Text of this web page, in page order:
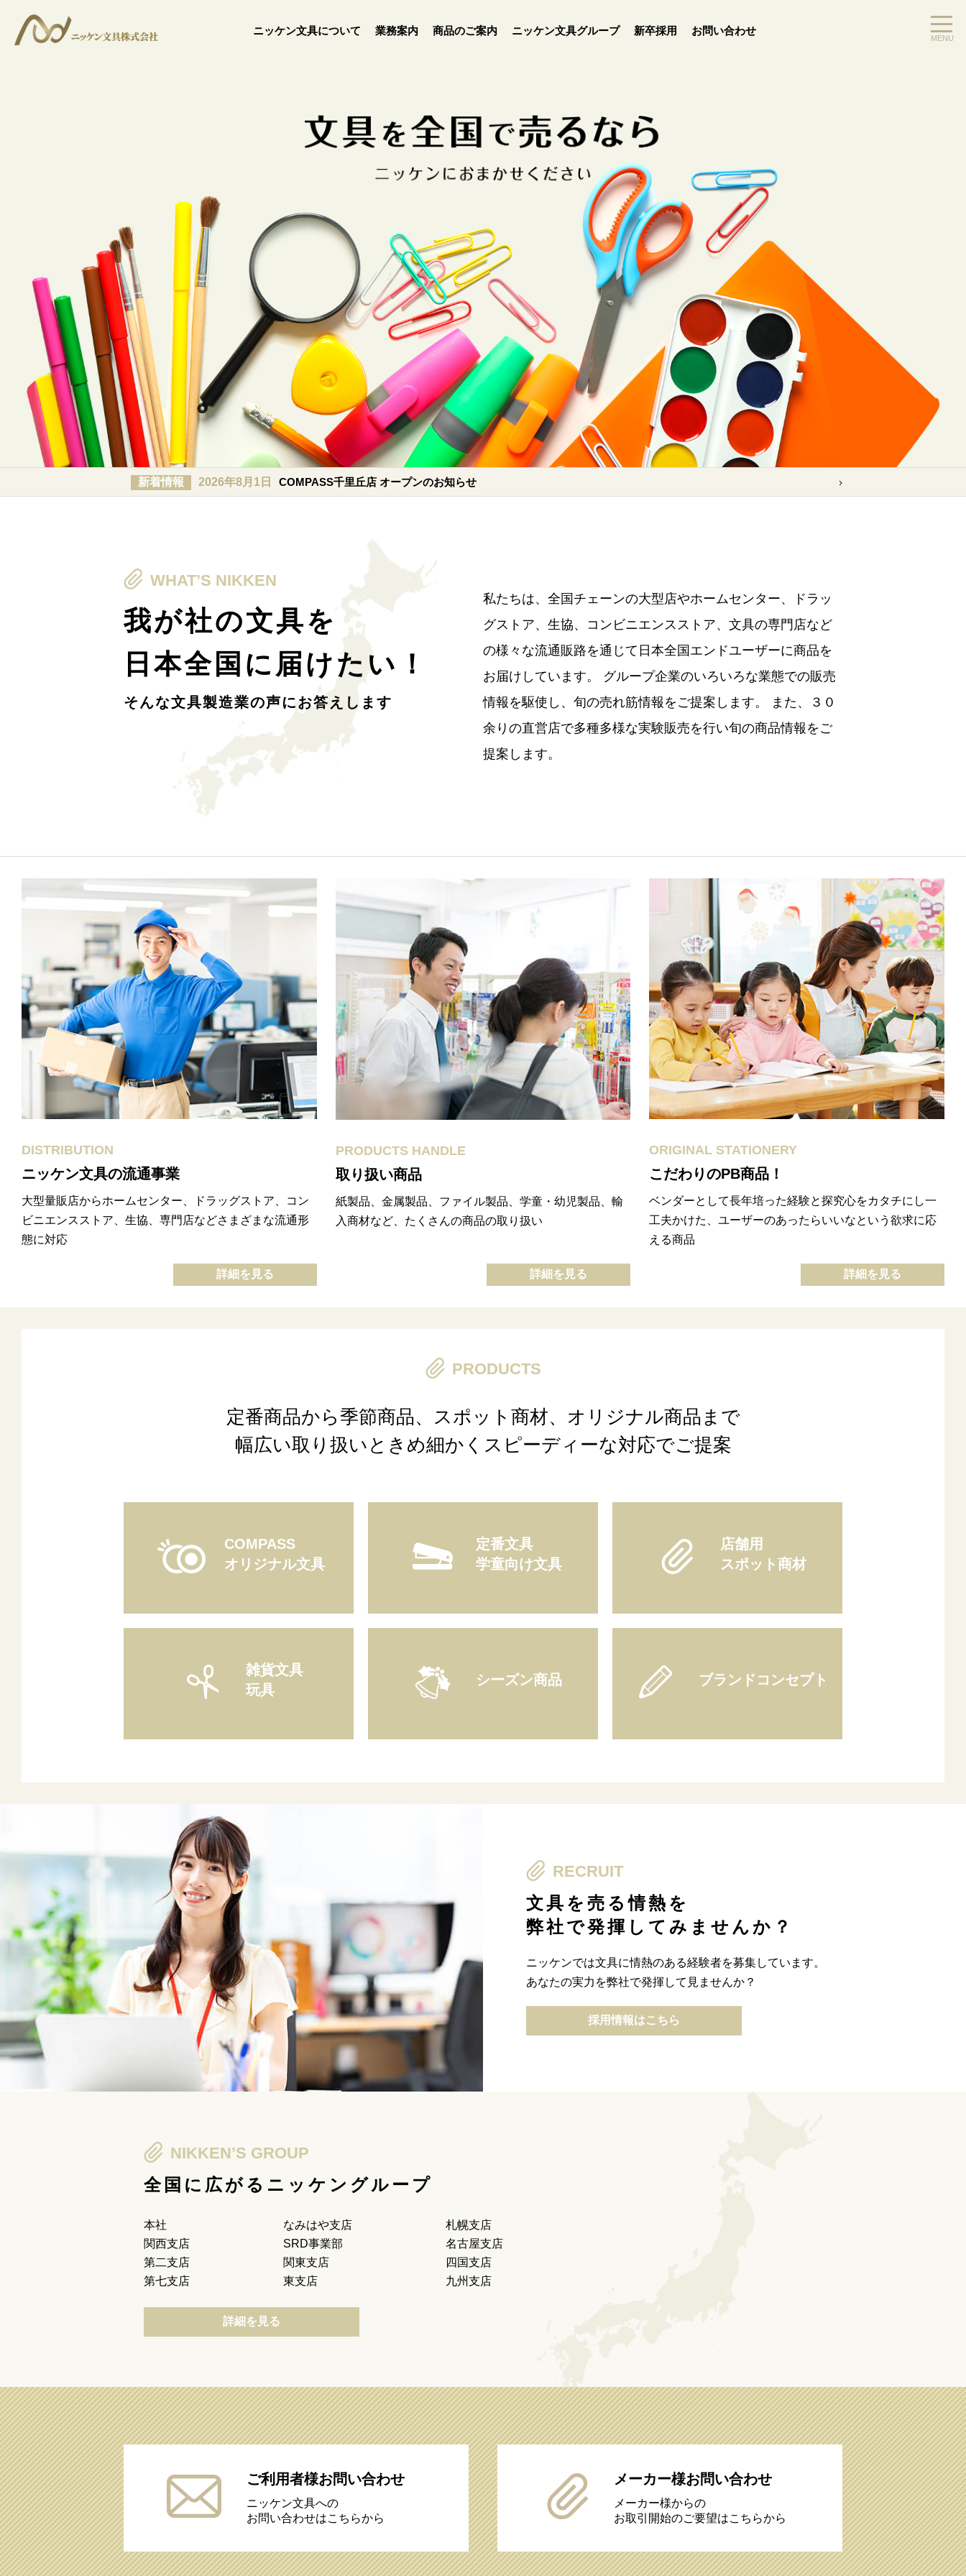
ニッケン文具について 業務案内 商品のご案内 ニッケン文具グループ 新卒採用 お問い合わせ
MENU
新着情報 2026年8月1日 COMPASS千里丘店 オープンのお知らせ
WHAT’S NIKKEN
我が社の文具を
日本全国に届けたい！
そんな文具製造業の声にお答えします
私たちは、全国チェーンの大型店やホームセンター、ドラッ
グストア、生協、コンビニエンスストア、文具の専門店など
の様々な流通販路を通じて日本全国エンドユーザーに商品を
お届けしています。 グループ企業のいろいろな業態での販売
情報を駆使し、旬の売れ筋情報をご提案します。 また、３０
余りの直営店で多種多様な実験販売を行い旬の商品情報をご
提案します。
DISTRIBUTION
ニッケン文具の流通事業
大型量販店からホームセンター、ドラッグストア、コン
ビニエンスストア、生協、専門店などさまざまな流通形
態に対応
詳細を見る
PRODUCTS HANDLE
取り扱い商品
紙製品、金属製品、ファイル製品、学童・幼児製品、輸
入商材など、たくさんの商品の取り扱い
詳細を見る
ORIGINAL STATIONERY
こだわりのPB商品！
ベンダーとして長年培った経験と探究心をカタチにし一
工夫かけた、ユーザーのあったらいいなという欲求に応
える商品
詳細を見る
PRODUCTS
定番商品から季節商品、スポット商材、オリジナル商品まで
幅広い取り扱いときめ細かくスピーディーな対応でご提案
COMPASS
オリジナル文具
定番文具
学童向け文具
店舗用
スポット商材
雑貨文具
玩具
シーズン商品 ブランドコンセプト
RECRUIT
文具を売る情熱を
弊社で発揮してみませんか？
ニッケンでは文具に情熱のある経験者を募集しています。
あなたの実力を弊社で発揮して見ませんか？
採用情報はこちら
NIKKEN’S GROUP
全国に広がるニッケングループ
本社
関西支店
第二支店
第七支店
なみはや支店
SRD事業部
関東支店
東支店
札幌支店
名古屋支店
四国支店
九州支店
詳細を見る
ご利用者様お問い合わせ
ニッケン文具への
お問い合わせはこちらから
メーカー様お問い合わせ
メーカー様からの
お取引開始のご要望はこちらから